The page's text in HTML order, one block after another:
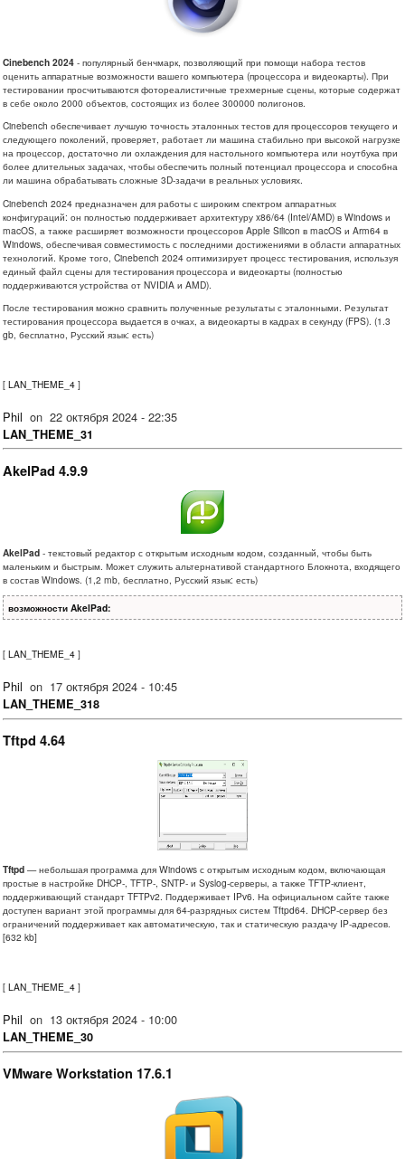
Cinebench 2024 - популярный бенчмарк, позволяющий при помощи набора тестов
оценить аппаратные возможности вашего компьютера (процессора и видеокарты). При
тестировании просчитываются фотореалистичные трехмерные сцены, которые содержат
в себе около 2000 объектов, состоящих из более 300000 полигонов.
Cinebench обеспечивает лучшую точность эталонных тестов для процессоров текущего и
следующего поколений, проверяет, работает ли машина стабильно при высокой нагрузке
на процессор, достаточно ли охлаждения для настольного компьютера или ноутбука при
более длительных задачах, чтобы обеспечить полный потенциал процессора и способна
ли машина обрабатывать сложные 3D-задачи в реальных условиях.
Cinebench 2024 предназначен для работы с широким спектром аппаратных
конфигураций: он полностью поддерживает архитектуру x86/64 (Intel/AMD) в Windows и
macOS, а также расширяет возможности процессоров Apple Silicon в macOS и Arm64 в
Windows, обеспечивая совместимость с последними достижениями в области аппаратных
технологий. Кроме того, Cinebench 2024 оптимизирует процесс тестирования, используя
единый файл сцены для тестирования процессора и видеокарты (полностью
поддерживаются устройства от NVIDIA и AMD).
После тестирования можно сравнить полученные результаты с эталонными. Результат
тестирования процессора выдается в очках, а видеокарты в кадрах в секунду (FPS). (1.3
gb, бесплатно, Русский язык: есть)
[ LAN_THEME_4 ]
Phil on 22 октября 2024 - 22:35
LAN_THEME_31
AkelPad 4.9.9
AkelPad - текстовый редактор с открытым исходным кодом, созданный, чтобы быть
маленьким и быстрым. Может служить альтернативой стандартного Блокнота, входящего
в состав Windows. (1,2 mb, бесплатно, Русский язык: есть)
возможности AkelPad:
[ LAN_THEME_4 ]
Phil on 17 октября 2024 - 10:45
LAN_THEME_318
Tftpd 4.64
Tftpd — небольшая программа для Windows с открытым исходным кодом, включающая
простые в настройке DHCP-, TFTP-, SNTP- и Syslog-серверы, а также TFTP-клиент,
поддерживающий стандарт TFTPv2. Поддерживает IPv6. На официальном сайте также
доступен вариант этой программы для 64-разрядных систем Tftpd64. DHCP-сервер без
ограничений поддерживает как автоматическую, так и статическую раздачу IP-адресов.
[632 kb]
[ LAN_THEME_4 ]
Phil on 13 октября 2024 - 10:00
LAN_THEME_30
VMware Workstation 17.6.1